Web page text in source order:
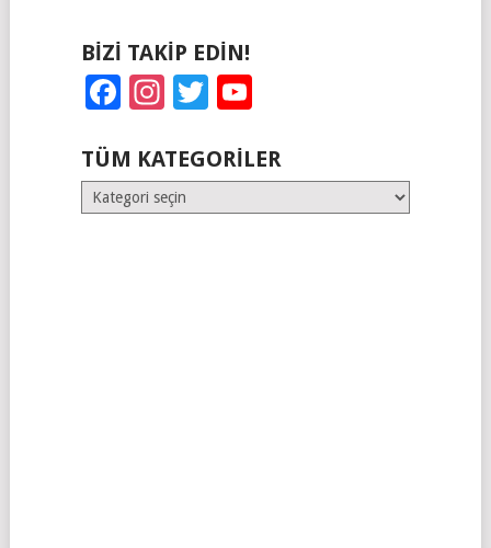
BIZI TAKIP EDIN!
Facebook
Instagram
Twitter
TÜM KATEGORILER
Tüm
Kategoriler